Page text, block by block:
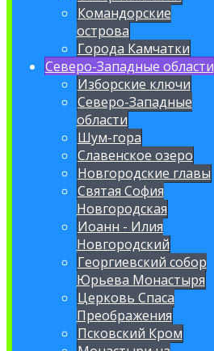
Командорские
острова
Города Камчатки
Северо-Западные области
Изборские ключи
Северо-Западные
области
Шум-гора
Славенское озеро
Новгородские главы
Святая София
Новгородская
Иоанн - Илия
Новгородский
Георгиевский собор
Юрьева Монастыря
Церковь Спаса
Преображения
Псковский Кром